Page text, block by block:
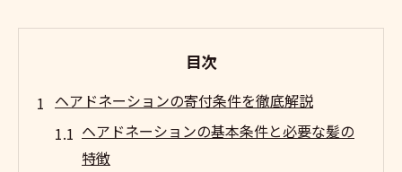
目次
ヘアドネーションの寄付条件を徹底解説
ヘアドネーションの基本条件と必要な髪の
特徴